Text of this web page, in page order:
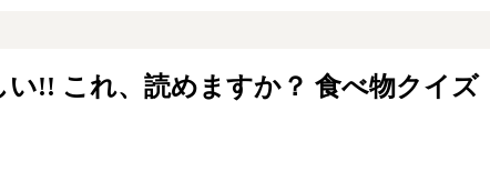
い!! これ、読めますか？ 食べ物クイズ